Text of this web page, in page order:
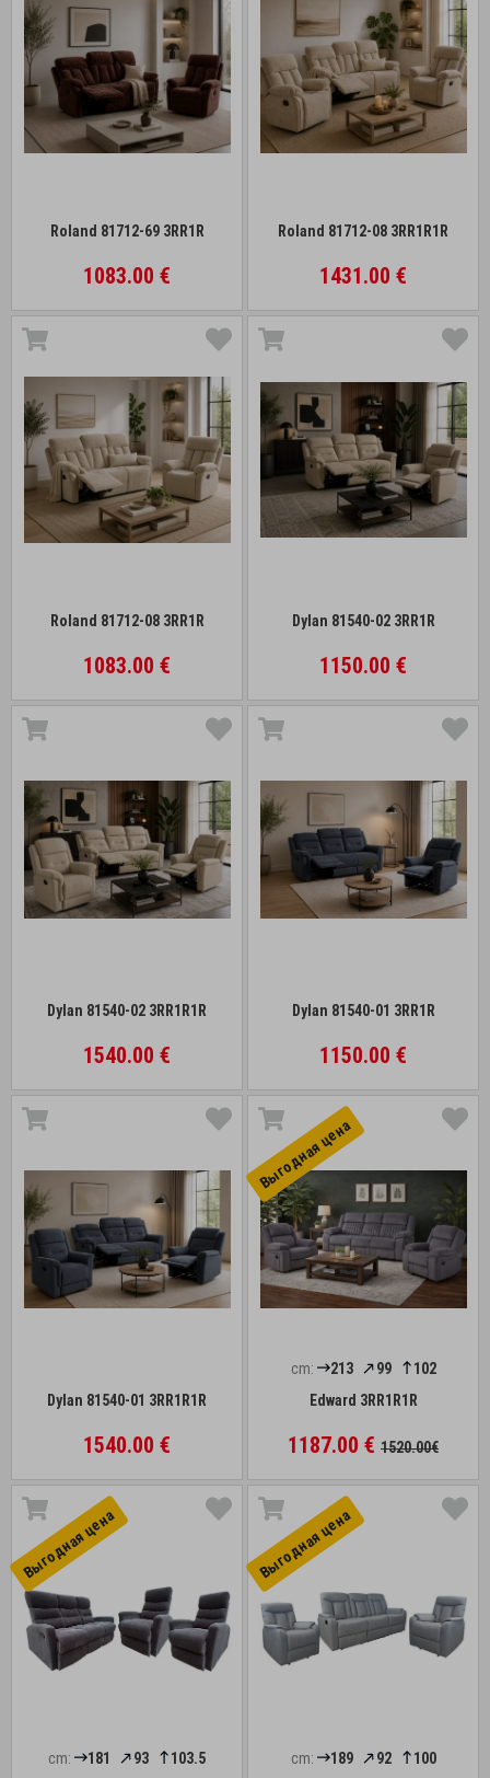
Roland 81712-69 3RR1R
1083.00 €
Roland 81712-08 3RR1R1R
1431.00 €
Roland 81712-08 3RR1R
1083.00 €
Dylan 81540-02 3RR1R
1150.00 €
Dylan 81540-02 3RR1R1R
1540.00 €
Dylan 81540-01 3RR1R
1150.00 €
Dylan 81540-01 3RR1R1R
1540.00 €
Выгоднaя цена
cm: 213 99
102
Edward 3RR1R1R
1187.00 € 1520.00€
Выгоднaя цена
cm: 181 93 103.5
Выгоднaя цена
cm: 189 92 100